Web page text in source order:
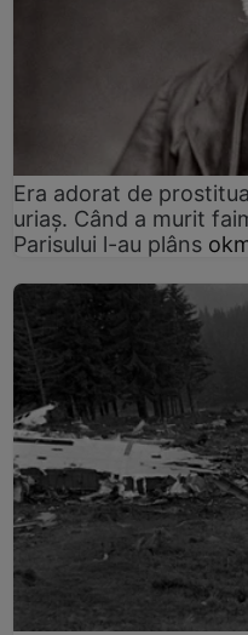
Era adorat de
uriaș. Când a murit
Parisului l-au plâns